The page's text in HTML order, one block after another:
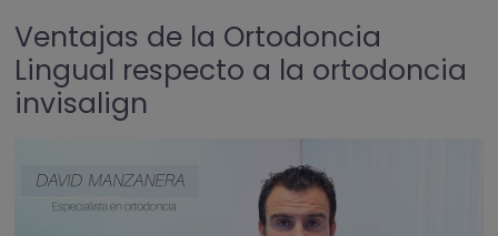
Ventajas de la Ortodoncia
Lingual respecto a la ortodoncia
invisalign